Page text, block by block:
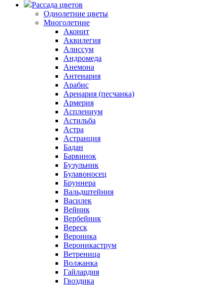
Рассада цветов
Однолетние цветы
Многолетние
Аконит
Аквилегия
Алиссум
Андромеда
Анемона
Антенария
Арабис
Аренария (песчанка)
Армерия
Асплениум
Астильба
Астра
Астранция
Бадан
Барвинок
Бузульник
Булавоносец
Бруннера
Вальдштейния
Василек
Вейник
Вербейник
Вереск
Вероника
Вероникаструм
Ветреница
Волжанка
Гайлардия
Гвоздика